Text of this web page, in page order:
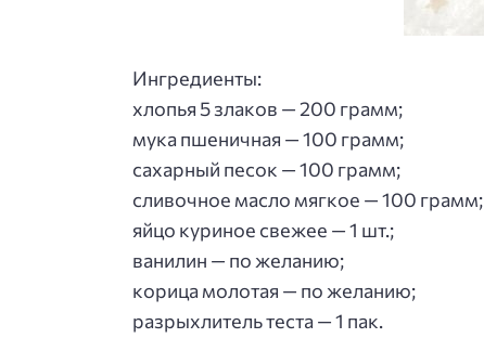
Ингредиенты:
хлопья 5 злаков — 200 грамм;
мука пшеничная — 100 грамм;
сахарный песок — 100 грамм;
сливочное масло мягкое — 100 грамм;
яйцо куриное свежее — 1 шт.;
ванилин — по желанию;
корица молотая — по желанию;
разрыхлитель теста — 1 пак.